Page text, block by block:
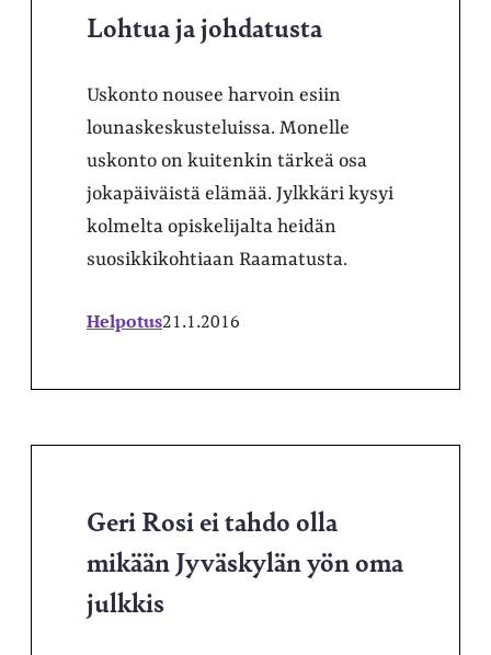
Lohtua ja johdatusta
Uskonto nousee harvoin esiin
lounaskeskusteluissa. Monelle
uskonto on kuitenkin tärkeä osa
jokapäiväistä elämää. Jylkkäri kysyi
kolmelta opiskelijalta heidän
suosikkikohtiaan Raamatusta.
Helpotus21.1.2016
Geri Rosi ei tahdo olla
mikään Jyväskylän yön oma
julkkis